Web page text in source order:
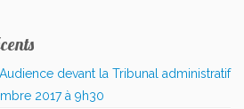
Audience devant la Tribunal administratif
2017 à 9h30